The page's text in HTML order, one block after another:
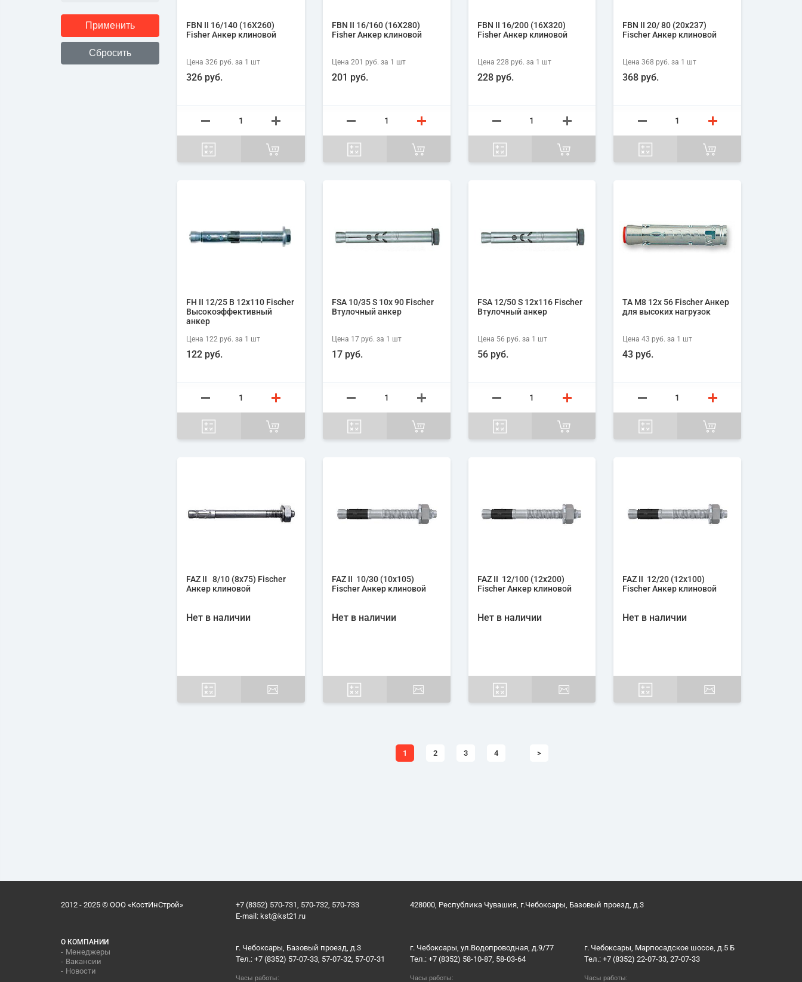
FBN II 16/140 (16X260)
Fisher Анкер клиновой
Цена 326 руб. за 1 шт
326 руб.
FBN II 16/160 (16X280)
Fisher Анкер клиновой
Цена 201 руб. за 1 шт
201 руб.
FBN II 16/200 (16X320)
Fisher Анкер клиновой
Цена 228 руб. за 1 шт
228 руб.
FBN II 20/ 80 (20х237)
Fischer Анкер клиновой
Цена368 руб. за 1 шт
368 руб.
FH II 12/25 B 12х110 Fischer
Высокоэффективный
анкер
Цена 122 руб. за 1 шт
122 руб.
FSA 10/35 S 10х 90 Fischer
Втулочный анкер
Цена 17 руб. за 1 шт
17 руб.
FSA 12/50 S 12х116 Fischer
Втулочный анкер
Цена 56 руб. за 1 шт
56 руб.
ТА М8 12х 56 Fischer Анкер
для высоких нагрузок
Цена43 руб. за 1 шт
43 руб.
FAZ II 8/10 (8х75) Fischer
Анкер клиновой
Нет в наличии
FAZ II 10/30 (10х105)
Fischer Анкер клиновой
Нет в наличии
FAZ II 12/100 (12х200)
Fischer Анкер клиновой
Нет в наличии
FAZ II 12/20 (12х100)
Fischer Анкер клиновой
Нет в наличии
1 2 3 4 >
2012 - 2025 © ООО «КостИнСтрой»
+7 (8352) 570-731, 570-732, 570-733
E-mail: kst@kst21.ru
428000, Республика Чувашия, г.Чебоксары, Базовый проезд, д.3
О КОМПАНИИ
Менеджеры
Вакансии
Новости
г. Чебоксары, Базовый проезд, д.3
Тел.: +7 (8352) 57-07-33, 57-07-32, 57-07-31
Часы работы:
г. Чебоксары, ул.Водопроводная, д.9/77
Тел.: +7 (8352) 58-10-87, 58-03-64
Часы работы:
г. Чебоксары, Марпосадское шоссе, д.5 Б
Тел.: +7 (8352) 22-07-33, 27-07-33
Часы работы: